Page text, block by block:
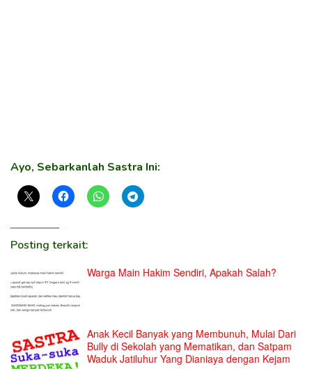
Ayo, Sebarkanlah Sastra Ini:
Posting terkait:
Warga Main Hakim Sendiri, Apakah Salah?
Anak Kecil Banyak yang Membunuh, Mulai Dari
Bully di Sekolah yang Mematikan, dan Satpam
Waduk Jatiluhur Yang Dianiaya dengan Kejam